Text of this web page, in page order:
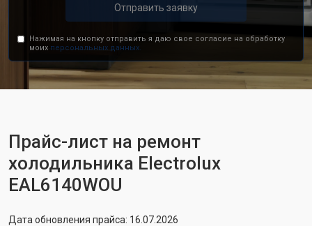
Отправить заявку
Нажимая на кнопку отправить я даю свое согласие на обработку
моих персональных данных.
Прайс-лист на ремонт
холодильника Electrolux
EAL6140WOU
Дата обновления прайса: 16.07.2026